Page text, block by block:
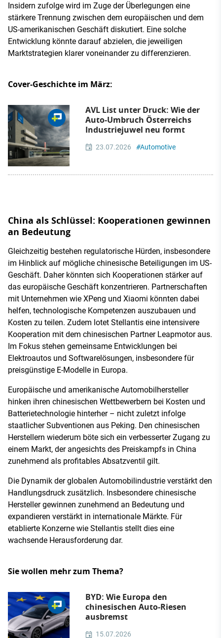
Insidern zufolge wird im Zuge der Überlegungen eine
stärkere Trennung zwischen dem europäischen und dem
US-amerikanischen Geschäft diskutiert. Eine solche
Entwicklung könnte darauf abzielen, die jeweiligen
Marktstrategien klarer voneinander zu differenzieren.
Cover-Geschichte im März:
AVL List unter Druck: Wie der
Auto-Umbruch Österreichs
Industriejuwel neu formt
23.07.2026 #Automotive
China als Schlüssel: Kooperationen gewinnen
an Bedeutung
Gleichzeitig bestehen regulatorische Hürden, insbesondere
im Hinblick auf mögliche chinesische Beteiligungen im US-
Geschäft. Daher könnten sich Kooperationen stärker auf
das europäische Geschäft konzentrieren. Partnerschaften
mit Unternehmen wie XPeng und Xiaomi könnten dabei
helfen, technologische Kompetenzen auszubauen und
Kosten zu teilen. Zudem lotet Stellantis eine intensivere
Kooperation mit dem chinesischen Partner Leapmotor aus.
Im Fokus stehen gemeinsame Entwicklungen bei
Elektroautos und Softwarelösungen, insbesondere für
preisgünstige E-Modelle in Europa.
Europäische und amerikanische Automobilhersteller
hinken ihren chinesischen Wettbewerbern bei Kosten und
Batterietechnologie hinterher – nicht zuletzt infolge
staatlicher Subventionen aus Peking. Den chinesischen
Herstellern wiederum böte sich ein verbesserter Zugang zu
einem Markt, der angesichts des Preiskampfs in China
zunehmend als profitables Absatzventil gilt.
Die Dynamik der globalen Automobilindustrie verstärkt den
Handlungsdruck zusätzlich. Insbesondere chinesische
Hersteller gewinnen zunehmend an Bedeutung und
expandieren verstärkt in internationale Märkte. Für
etablierte Konzerne wie Stellantis stellt dies eine
wachsende Herausforderung dar.
Sie wollen mehr zum Thema?
BYD: Wie Europa den
chinesischen Auto-Riesen
ausbremst
15.07.2026